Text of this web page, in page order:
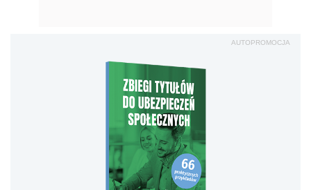
AUTOPROMOCJA